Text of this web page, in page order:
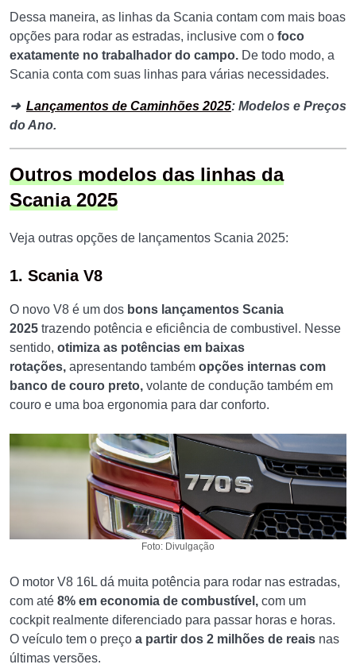
Dessa maneira, as linhas da Scania contam com mais boas
opções para rodar as estradas, inclusive com o foco
exatamente no trabalhador do campo. De todo modo, a
Scania conta com suas linhas para várias necessidades.
➜ Lançamentos de Caminhões 2025: Modelos e Preços
do Ano.
Outros modelos das linhas da
Scania 2025
Veja outras opções de lançamentos Scania 2025:
1. Scania V8
O novo V8 é um dos bons lançamentos Scania
2025 trazendo potência e eficiência de combustivel. Nesse
sentido, otimiza as potências em baixas
rotações, apresentando também opções internas com
banco de couro preto, volante de condução também em
couro e uma boa ergonomia para dar conforto.
Foto: Divulgação
O motor V8 16L dá muita potência para rodar nas estradas,
com até 8% em economia de combustível, com um
cockpit realmente diferenciado para passar horas e horas.
O veículo tem o preço a partir dos 2 milhões de reais nas
últimas versões.